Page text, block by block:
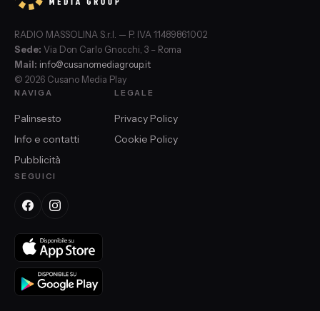
RADIO MASSOLINA S.r.l. — P. IVA 11489861002
Sede: Via Don Carlo Gnocchi, 3 – Roma
Mail: info@cusanomediagroup.it
© 2026 Cusano Media Play
NAVIGA
Palinsesto
Info e contatti
Pubblicità
LEGALE
Privacy Policy
Cookie Policy
SEGUICI